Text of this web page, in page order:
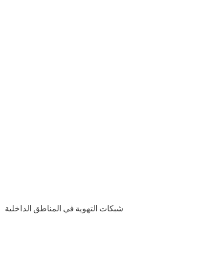
شبكات التهوية في المناطق الداخلية